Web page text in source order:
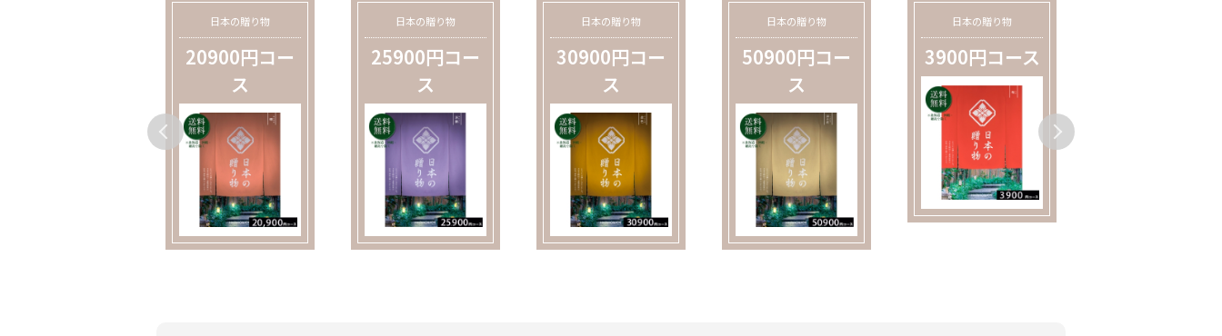
日本の贈り物
20900円コー
ス
日本の贈り物
25900円コー
ス
日本の贈り物
30900円コー
ス
日本の贈り物
50900円コー
ス
日本の贈り物
3900円コース